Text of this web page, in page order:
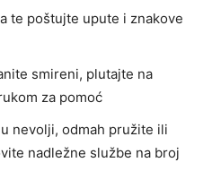
te poštujte upute i znakove
smireni, plutajte na
za pomoć
nevolji, odmah pružite ili
nadležne službe na broj